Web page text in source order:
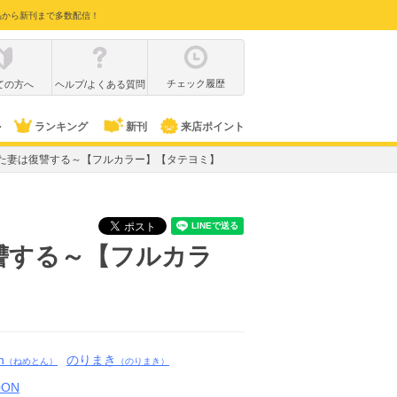
ら新刊まで多数配信！
の方へ ヘルプ/よくある質問 チェック履歴
ランキング 新刊 来店ポイント
は復讐する～【フルカラー】【タテヨミ】
る～【フルカラ
（ねめとん） のりまき （のりまき）